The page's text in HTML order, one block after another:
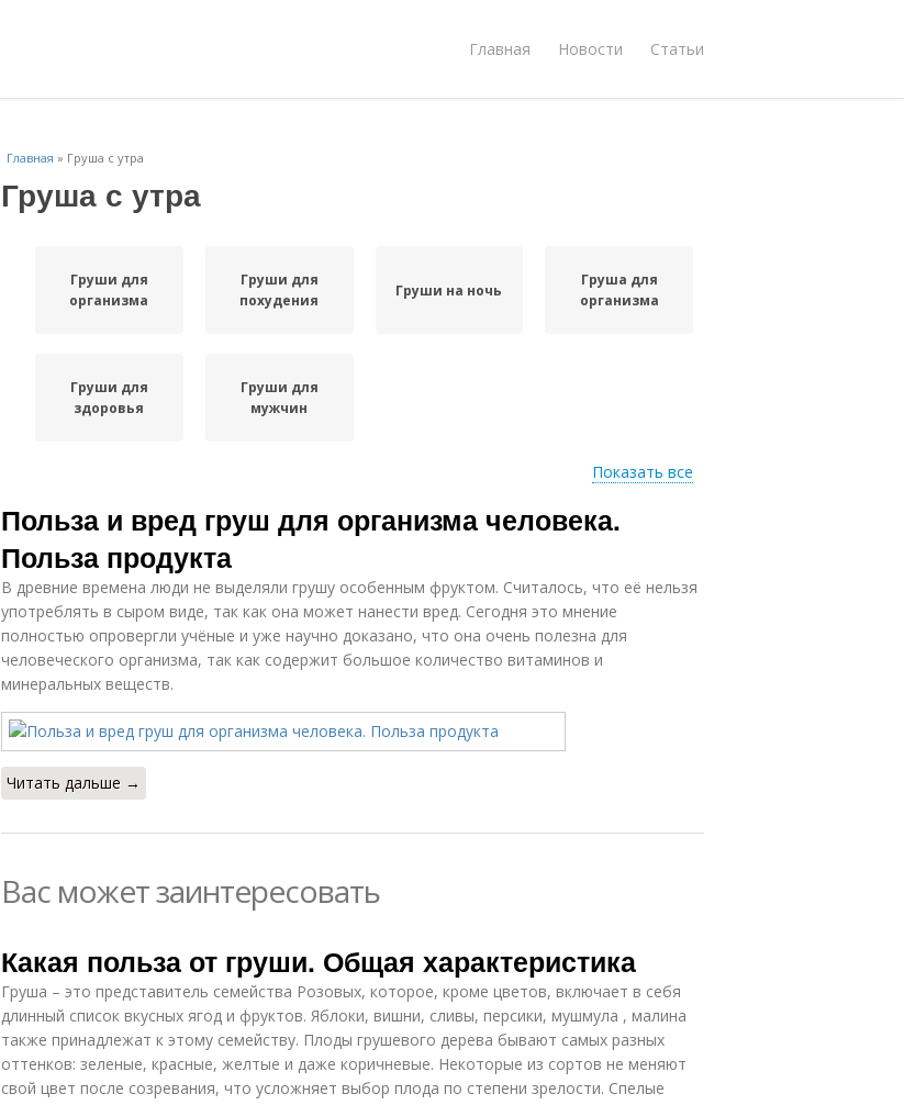
Главная Новости Статьи
Главная » Груша с утра
Груша с утра
Груши для
организма
Груши для
похудения
Груши на ночь
Груша для
организма
Груши для
здоровья
Груши для
мужчин
Показать все
Польза и вред груш для организма человека.
Польза продукта
В древние времена люди не выделяли грушу особенным фруктом. Считалось, что её нельзя
употреблять в сыром виде, так как она может нанести вред. Сегодня это мнение
полностью опровергли учёные и уже научно доказано, что она очень полезна для
человеческого организма, так как содержит большое количество витаминов и
минеральных веществ.
Читать дальше →
Вас может заинтересовать
Какая польза от груши. Общая характеристика
Груша – это представитель семейства Розовых, которое, кроме цветов, включает в себя
длинный список вкусных ягод и фруктов. Яблоки, вишни, сливы, персики, мушмула , малина
также принадлежат к этому семейству. Плоды грушевого дерева бывают самых разных
оттенков: зеленые, красные, желтые и даже коричневые. Некоторые из сортов не меняют
свой цвет после созревания, что усложняет выбор плода по степени зрелости. Спелые